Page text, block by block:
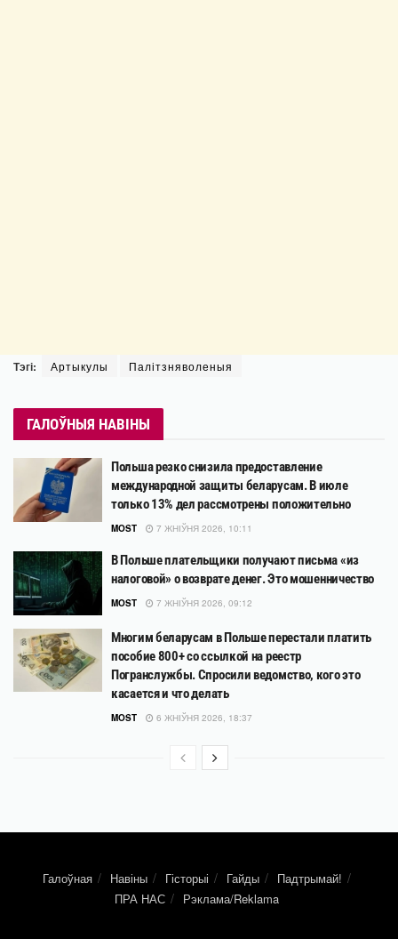
Тэгі: Артыкулы Палітзняволеныя
ГАЛОЎНЫЯ НАВІНЫ
Польша резко снизила предоставление
международной защиты беларусам. В июле
только 13% дел рассмотрены положительно
MOST 7 ЖНІЎНЯ 2026, 10:11
В Польше плательщики получают письма «из
налоговой» о возврате денег. Это мошенничество
MOST 7 ЖНІЎНЯ 2026, 09:12
Многим беларусам в Польше перестали платить
пособие 800+ со ссылкой на реестр
Погранслужбы. Спросили ведомство, кого это
касается и что делать
MOST 6 ЖНІЎНЯ 2026, 18:37
Галоўная Навіны Гісторыі Гайды
Падтрымай!
ПРА НАС
Рэклама/Reklama